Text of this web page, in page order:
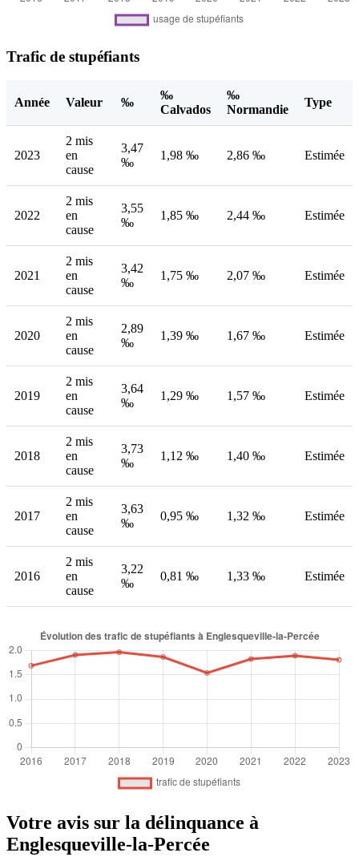
Trafic de stupéfiants
Année Valeur ‰
‰
Calvados
‰
Normandie
Type
2023
2 mis
en
cause
3,47
‰
1,98 ‰ 2,86 ‰ Estimée
2022
2 mis
en
cause
3,55
‰
1,85 ‰ 2,44 ‰ Estimée
2021
2 mis
en
cause
3,42
‰
1,75 ‰ 2,07 ‰ Estimée
2020
2 mis
en
cause
2,89
‰
1,39 ‰ 1,67 ‰ Estimée
2019
2 mis
en
cause
3,64
‰
1,29 ‰ 1,57 ‰ Estimée
2018
2 mis
en
cause
3,73
‰
1,12 ‰ 1,40 ‰ Estimée
2017
2 mis
en
cause
3,63
‰
0,95 ‰ 1,32 ‰ Estimée
2016
2 mis
en
cause
3,22
‰
0,81 ‰ 1,33 ‰ Estimée
Votre avis sur la délinquance à
Englesqueville-la-Percée